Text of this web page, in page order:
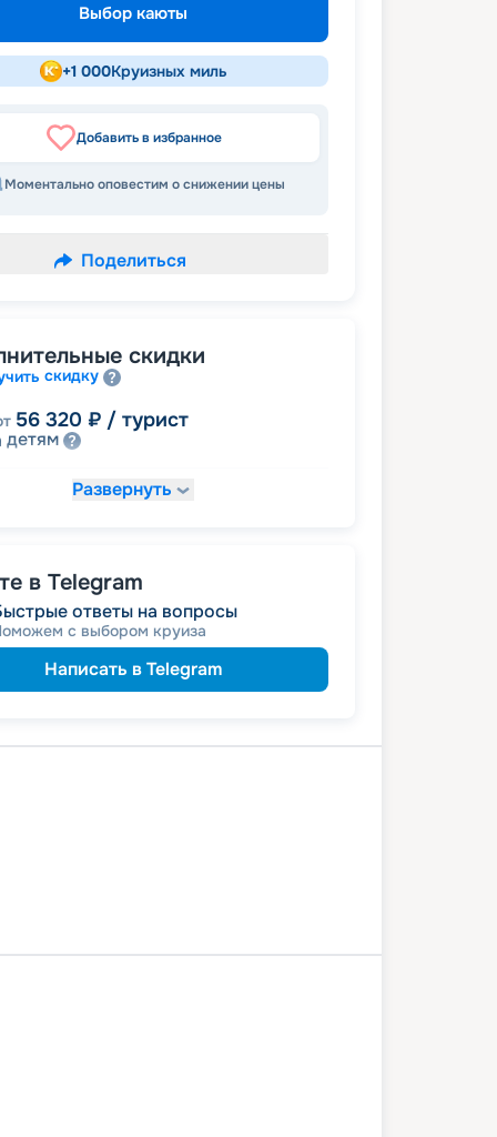
Выбор каюты
+1 000Круизных миль
Добавить в избранное
Моментально оповестим о снижении цены
Поделиться
скидки
скидку
56 320 ₽ / турист
детям
60 800 ₽/ турист
Развернуть
в Telegram
ответы на вопросы
с выбором круиза
Написать в Telegram